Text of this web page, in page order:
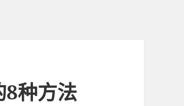
种方法